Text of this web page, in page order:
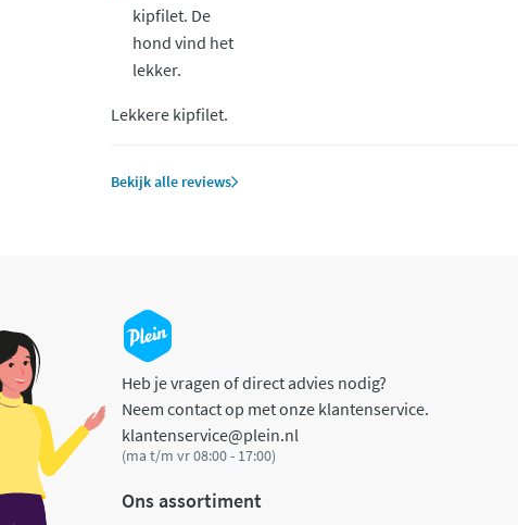
kipfilet. De
hond vind het
lekker.
Lekkere kipfilet.
Bekijk alle reviews
Heb je vragen of direct advies nodig?
Neem contact op met onze klantenservice.
klantenservice@plein.nl
(ma t/m vr 08:00 - 17:00)
Ons assortiment